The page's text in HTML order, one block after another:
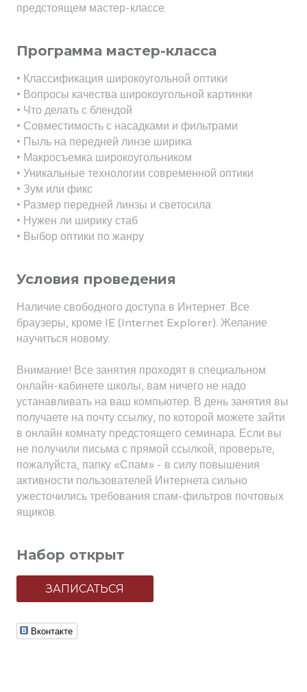
предстоящем мастер-классе.
Программа мастер-класса
• Классификация широкоугольной оптики
• Вопросы качества широкоугольной картинки
• Что делать с блендой
• Совместимость с насадками и фильтрами
• Пыль на передней линзе ширика
• Макросъемка широкоугольником
• Уникальные технологии современной оптики
• Зум или фикс
• Размер передней линзы и светосила
• Нужен ли ширику стаб
• Выбор оптики по жанру
Условия проведения
Наличие свободного доступа в Интернет. Все
браузеры, кроме IE (Internet Explorer). Желание
научиться новому.
Внимание! Все занятия проходят в специальном
онлайн-кабинете школы, вам ничего не надо
устанавливать на ваш компьютер. В день занятия вы
получаете на почту ссылку, по которой можете зайти
в онлайн комнату предстоящего семинара. Если вы
не получили письма с прямой ссылкой, проверьте,
пожалуйста, папку «Спам» - в силу повышения
активности пользователей Интернета сильно
ужесточились требования спам-фильтров почтовых
ящиков.
Набор открыт
ЗАПИСАТЬСЯ
Вконтакте